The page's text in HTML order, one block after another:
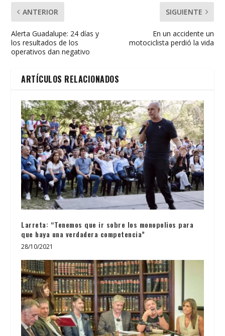
ANTERIOR
Alerta Guadalupe: 24 días y
los resultados de los
operativos dan negativo
SIGUIENTE
En un accidente un
motociclista perdió la vida
ARTÍCULOS RELACIONADOS
Larreta: “Tenemos que ir sobre los monopolios para
que haya una verdadera competencia”
28/10/2021